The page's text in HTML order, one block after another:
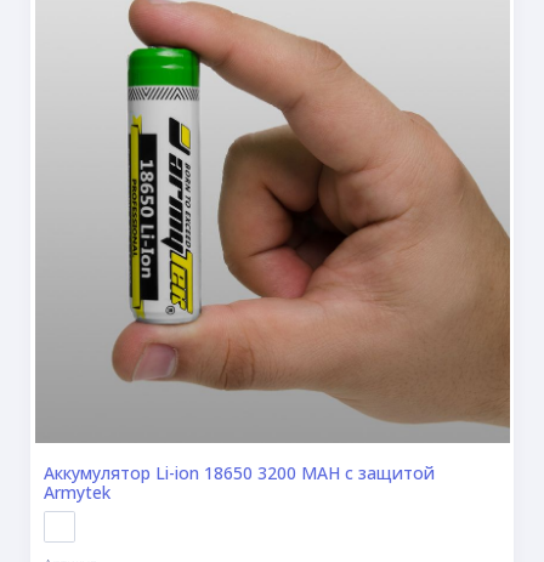
Аккумулятор Li-ion 18650 3200 MAH с защитой
Armytek